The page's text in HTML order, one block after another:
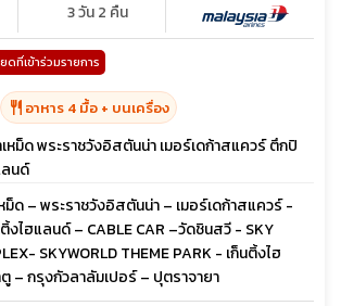
3 วัน 2 คืน
ดที่เข้าร่วมรายการ
restaurant อาหาร 4 มื้อ + บนเครื่อง
หม็ด พระราชวังอิสตันน่า เมอร์เดก้าสแควร์ ตึกปิ
นด์
ม็ด – พระราชวังอิสตันน่า – เมอร์เดก้าสแควร์ -
งไฮแลนด์ – CABLE CAR –วัดชินสวี - SKY
SKYWORLD THEME PARK - เก็นติ้งไฮ
– กรุงกัวลาลัมเปอร์ – ปุตราจายา